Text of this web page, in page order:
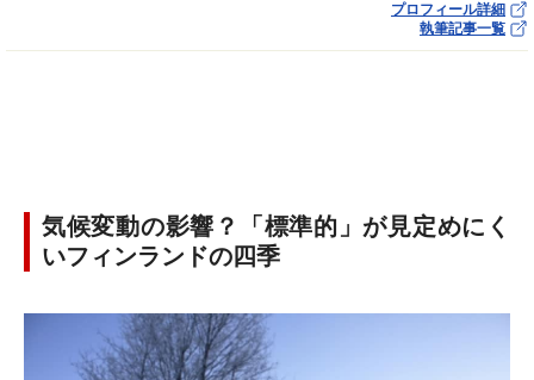
プロフィール詳細
執筆記事一覧
気候変動の影響？「標準的」が見定めにく
いフィンランドの四季